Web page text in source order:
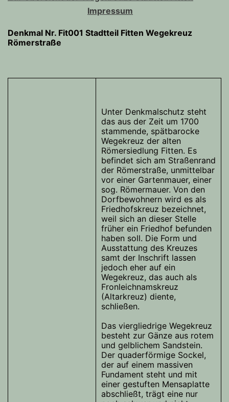
Impressum
Denkmal Nr. Fit001 Stadtteil Fitten Wegekreuz
Römerstraße
Unter Denkmalschutz steht
das aus der Zeit um 1700
stammende, spätbarocke
Wegekreuz der alten
Römersiedlung Fitten. Es
befindet sich am Straßenrand
der Römerstraße, unmittelbar
vor einer Gartenmauer, einer
sog. Römermauer. Von den
Dorfbewohnern wird es als
Friedhofskreuz bezeichnet,
weil sich an dieser Stelle
früher ein Friedhof befunden
haben soll. Die Form und
Ausstattung des Kreuzes
samt der Inschrift lassen
jedoch eher auf ein
Wegekreuz, das auch als
Fronleichnamskreuz
(Altarkreuz) diente,
schließen.
Das viergliedrige Wegekreuz
besteht zur Gänze aus rotem
und gelblichem Sandstein.
Der quaderförmige Sockel,
der auf einem massiven
Fundament steht und mit
einer gestuften Mensaplatte
abschließt, trägt eine nur